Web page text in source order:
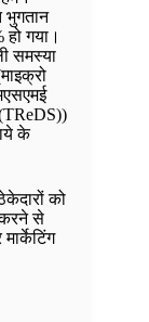
भुगतान
गया।
समस्या
के
को
करने से